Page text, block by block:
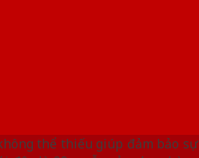
thể thiếu giúp đảm bảo sự